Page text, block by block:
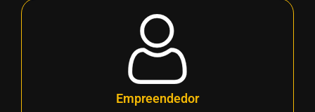
Empreendedor